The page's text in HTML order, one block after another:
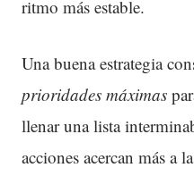
ritmo más estable.
Una buena estrategia
prioridades máximas
llenar una lista
acciones acercan más a